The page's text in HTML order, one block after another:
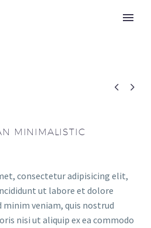
 
MINIMALISTIC
consectetur adipisicing elit,
ut labore et dolore
minim veniam, quis nostrud
nisi ut aliquip ex ea commodo